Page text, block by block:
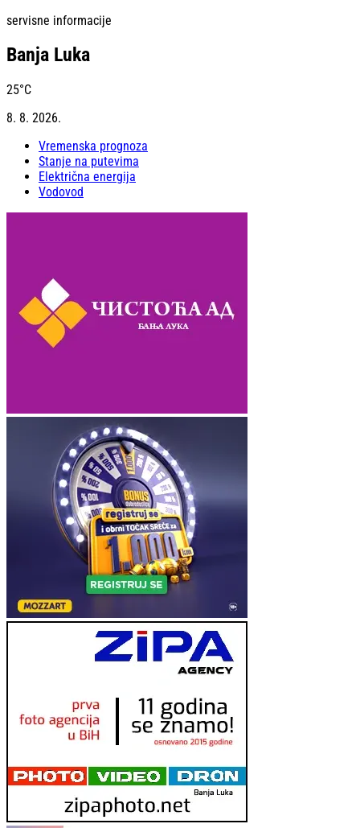
servisne informacije
Banja Luka
25°C
8. 8. 2026.
Vremenska prognoza
Stanje na putevima
Električna energija
Vodovod